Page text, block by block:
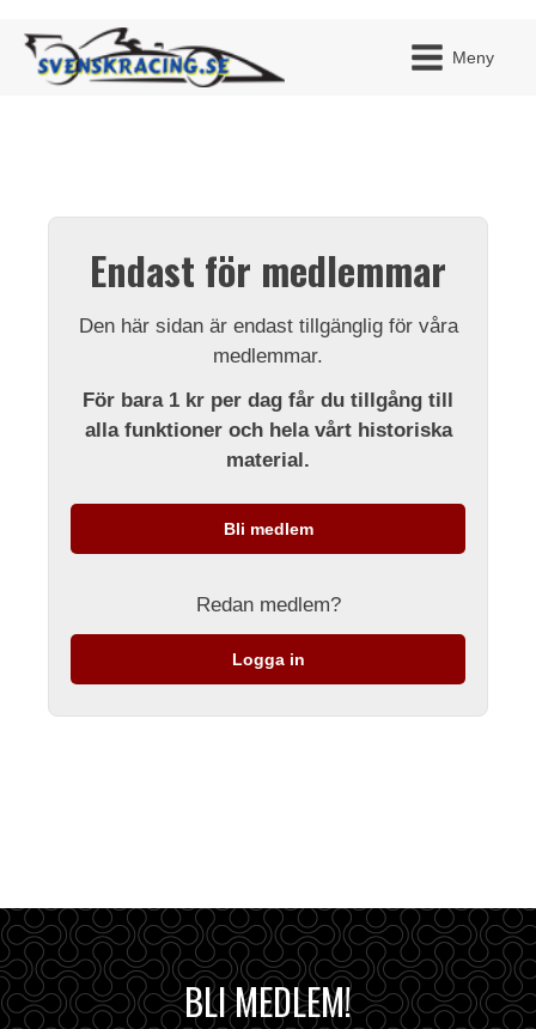
Meny
Endast för medlemmar
Den här sidan är endast tillgänglig för våra
medlemmar.
För bara 1 kr per dag får du tillgång till
alla funktioner och hela vårt historiska
material.
Bli medlem
Redan medlem?
Logga in
BLI MEDLEM!